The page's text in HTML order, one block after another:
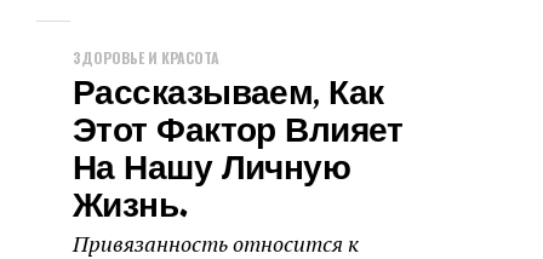
ЗДОРОВЬЕ И КРАСОТА
Рассказываем, Как
Этот Фактор Влияет
На Нашу Личную
Жизнь.
Привязанность относится к